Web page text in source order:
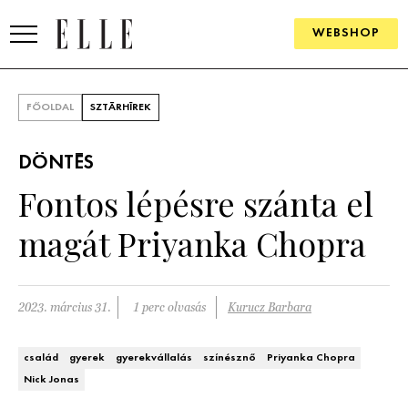
WEBSHOP
SZÉPSÉG
KULTÚRA
PSZICHÉ
ÉLETMÓD
FŐOLDAL SZTÁRHÍREK
DÖNTÉS
Fontos lépésre szánta el
magát Priyanka Chopra
2023. március 31. 1 perc olvasás Kurucz Barbara
család gyerek gyerekvállalás színésznő
Priyanka Chopra
Nick Jonas